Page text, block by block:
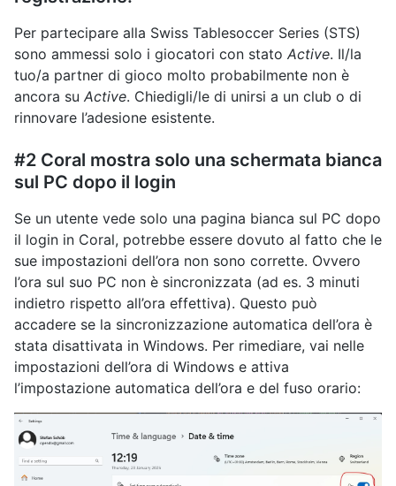
Per partecipare alla Swiss Tablesoccer Series (STS)
sono ammessi solo i giocatori con stato Active. Il/la
tuo/a partner di gioco molto probabilmente non è
ancora su Active. Chiedigli/le di unirsi a un club o di
rinnovare l’adesione esistente.
#2 Coral mostra solo una schermata bianca
sul PC dopo il login
Se un utente vede solo una pagina bianca sul PC dopo
il login in Coral, potrebbe essere dovuto al fatto che le
sue impostazioni dell’ora non sono corrette. Ovvero
l’ora sul suo PC non è sincronizzata (ad es. 3 minuti
indietro rispetto all’ora effettiva). Questo può
accadere se la sincronizzazione automatica dell’ora è
stata disattivata in Windows. Per rimediare, vai nelle
impostazioni dell’ora di Windows e attiva
l’impostazione automatica dell’ora e del fuso orario: